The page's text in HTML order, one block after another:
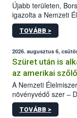
Újabb területen,
igazolta a Nemzeti
kőrisrontó
kártevőt nem csak
az intenzív
hatósággal is
TOVÁBB >
2026. augusztus 6,
Szüret után is
az amerikai
A Nemzeti
növényvédő szer –
engedélyokiratát
egészen a
TOVÁBB >